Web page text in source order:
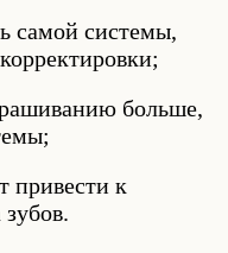
самой системы,
больше,
привести к